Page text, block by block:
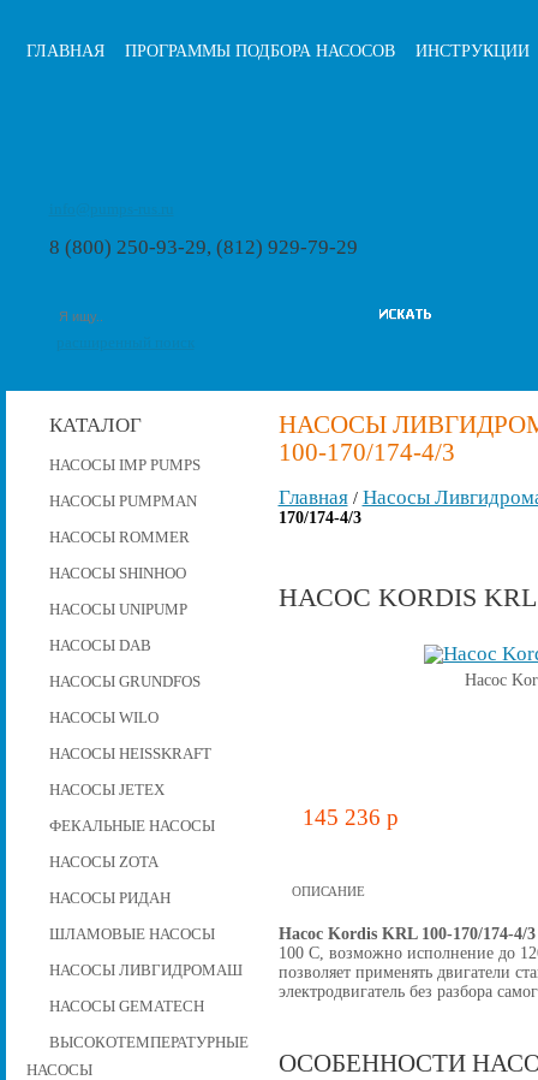
ГЛАВНАЯ ПРОГРАММЫ ПОДБОРА НАСОСОВ ИНСТРУКЦИИ
8 (800) 250-93-29, (812) 929-79-29
КАТАЛОГ
НАСОСЫ IMP PUMPS
НАСОСЫ PUMPMAN
НАСОСЫ ROMMER
НАСОСЫ SHINHOO
НАСОСЫ UNIPUMP
НАСОСЫ DAB
НАСОСЫ GRUNDFOS
НАСОСЫ WILO
НАСОСЫ HEISSKRAFT
НАСОСЫ JETEX
ФЕКАЛЬНЫЕ НАСОСЫ
НАСОСЫ ZOTA
НАСОСЫ РИДАН
ШЛАМОВЫЕ НАСОСЫ
НАСОСЫ ЛИВГИДРОМАШ
НАСОСЫ GEMATECH
ВЫСОКОТЕМПЕРАТУРНЫЕ
НАСОСЫ
НАСОСЫ
100-170/174-4/3
Главная/ Насосы
170/174-4/3
НАСОС KORDIS KRL
Насос
145 236 p
ОПИСАНИЕ
Насос Kordis KRL 100-170/174-4/
100 C, возможно исполнение до
позволяет применять двигатели
электродвигатель без разбора
ОСОБЕННОСТИ